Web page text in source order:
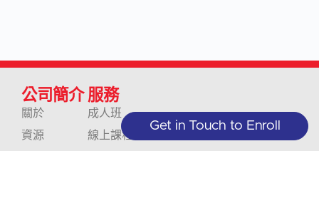
公司簡介
關於
資源
服務
成人班
線上課程
Get in Touch to Enroll